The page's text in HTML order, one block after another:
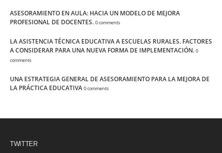
ASESORAMIENTO EN AULA: HACIA UN MODELO DE MEJORA
PROFESIONAL DE DOCENTES. 0 comments
LA ASISTENCIA TÉCNICA EDUCATIVA A ESCUELAS RURALES. FACTORES
A CONSIDERAR PARA UNA NUEVA FORMA DE IMPLEMENTACIÓN. 0
comments
UNA ESTRATEGIA GENERAL DE ASESORAMIENTO PARA LA MEJORA DE
LA PRÁCTICA EDUCATIVA 0 comments
TWITTER